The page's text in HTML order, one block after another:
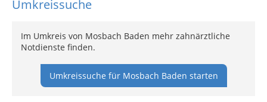
Umkreissuche
Im Umkreis von Mosbach Baden mehr zahnärztliche
Notdienste finden.
Umkreissuche für Mosbach Baden starten